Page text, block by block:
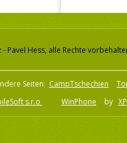
Pavel Hess, alle Rechte
Seiten: CampTschechien
s.r.o WinPhone by